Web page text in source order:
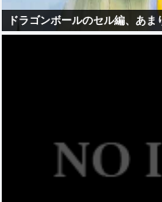
ドラゴンボールのセル編、あ